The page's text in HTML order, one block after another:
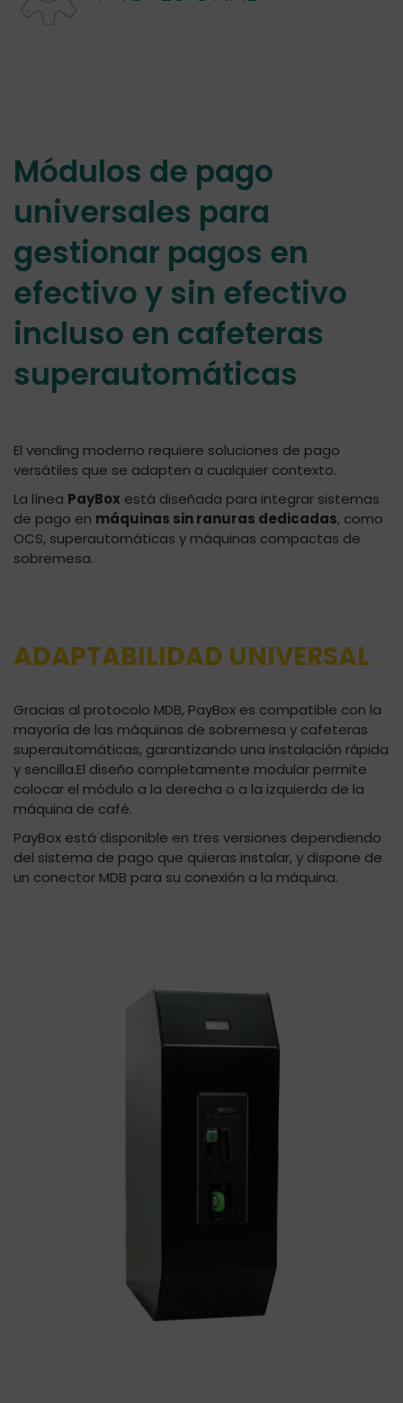
Módulos de pago
universales para
gestionar pagos en
efectivo y sin efectivo
incluso en cafeteras
superautomáticas
El vending moderno requiere soluciones de pago
versátiles que se adapten a cualquier contexto.
La línea PayBox está diseñada para integrar sistemas
de pago en máquinas sin ranuras dedicadas, como
OCS, superautomáticas y máquinas compactas de
sobremesa.
ADAPTABILIDAD UNIVERSAL
Gracias al protocolo MDB, PayBox es compatible con la
mayoría de las máquinas de sobremesa y cafeteras
superautomáticas, garantizando una instalación rápida
y sencilla.El diseño completamente modular permite
colocar el módulo a la derecha o a la izquierda de la
máquina de café.
PayBox está disponible en tres versiones dependiendo
del sistema de pago que quieras instalar, y dispone de
un conector MDB para su conexión a la máquina.